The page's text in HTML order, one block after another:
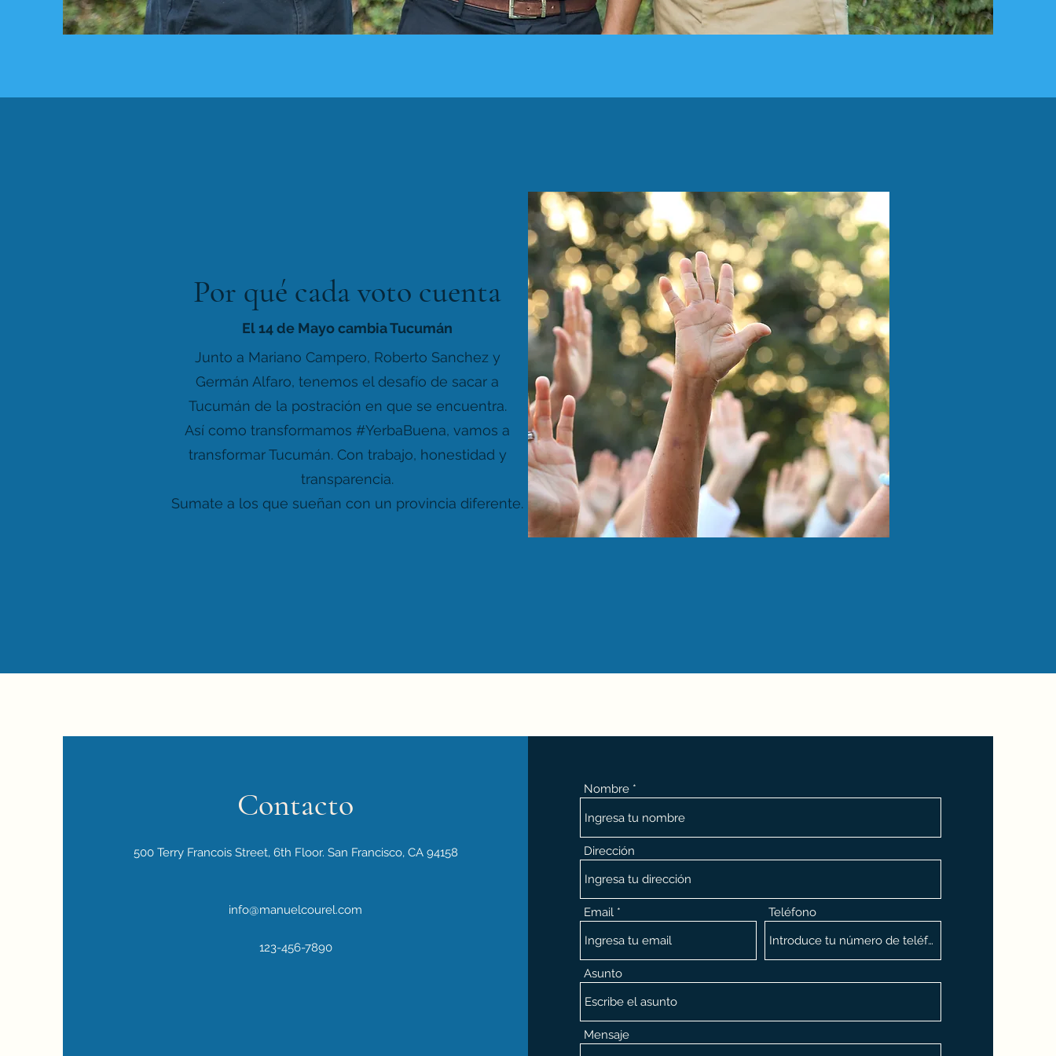
Por qué cada voto cuenta
El 14 de Mayo cambia Tucumán
Junto a Mariano Campero, Roberto Sanchez y
Germán Alfaro, tenemos el desafío de sacar a
Tucumán de la postración en que se encuentra.
Así como transformamos #YerbaBuena, vamos a
transformar Tucumán. Con trabajo, honestidad y
transparencia.
Sumate a los que sueñan con un provincia diferente.
Contacto
500 Terry Francois Street, 6th Floor. San Francisco, CA 94158
info@manuelcourel.com
123-456-7890
Nombre
Dirección
Email Teléfono
Asunto
Mensaje